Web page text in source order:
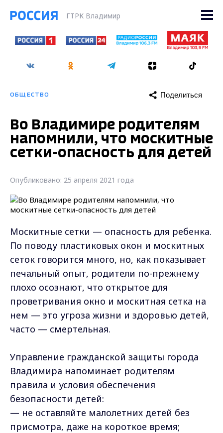
ГТРК Владимир
ОБЩЕСТВО Поделиться
Во Владимире родителям
напомнили, что москитные
сетки-опасность для детей
Опубликовано: 25 апреля 2021 года
Москитные сетки — опасность для ребенка.
По поводу пластиковых окон и москитных
сеток говорится много, но, как показывает
печальный опыт, родители по-прежнему
плохо осознают, что открытое для
проветривания окно и москитная сетка на
нем — это угроза жизни и здоровью детей,
часто — смертельная.
Управление гражданской защиты города
Владимира напоминает родителям
правила и условия обеспечения
безопасности детей:
— не оставляйте малолетних детей без
присмотра, даже на короткое время;